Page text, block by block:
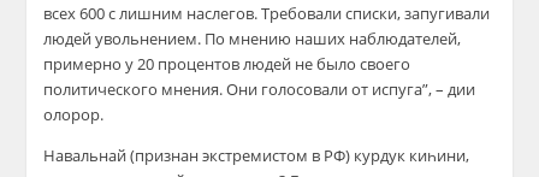
всех 600 с лишним наслегов. Требовали списки, запугивали
людей увольнением. По мнению наших наблюдателей,
примерно у 20 процентов людей не было своего
политического мнения. Они голосовали от испуга”, – дии
олорор.
Навальнай (признан экстремистом в РФ) курдук киһини,